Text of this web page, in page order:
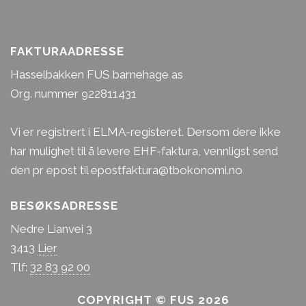
Gro-Elizabeth Thommessen
Pedagogisk leder
FAKTURAADRESSE
Hasselbakken FUS barnehage as
Org. nummer 922811431
Vi er registrert i ELMA-registeret. Dersom dere ikke
har mulighet til å levere EHF-faktura, vennligst send
den pr epost til epostfaktura@tbokonomi.no
BESØKSADRESSE
Nedre Lianvei 3
3413 Lier
Tlf: 32 83 92 00
COPYRIGHT © FUS 2026